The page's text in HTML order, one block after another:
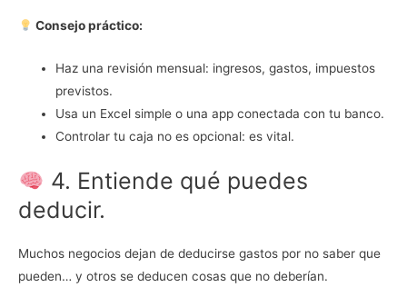
Consejo práctico:
Haz una revisión mensual: ingresos, gastos, impuestos
previstos.
Usa un Excel simple o una app conectada con tu banco.
Controlar tu caja no es opcional: es vital.
4. Entiende qué puedes
deducir.
Muchos negocios dejan de deducirse gastos por no saber que
pueden… y otros se deducen cosas que no deberían.